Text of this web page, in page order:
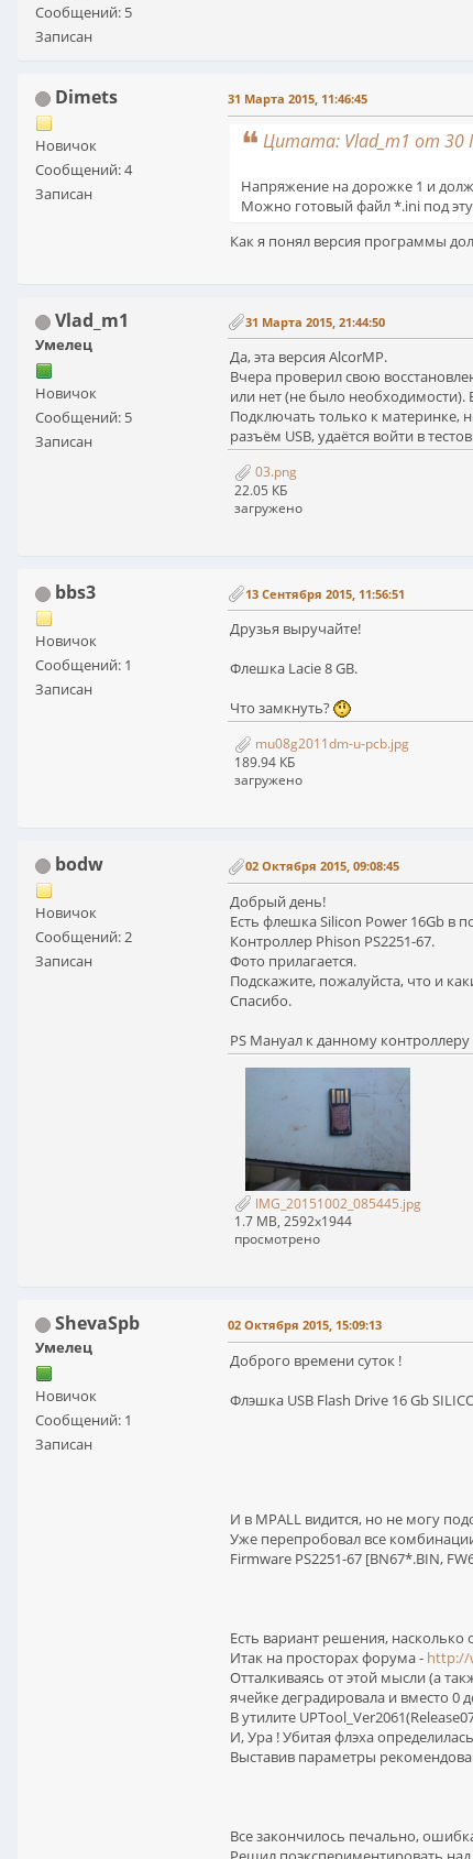
Сообщений: 5
Записан
Dimets
Новичок
Сообщений: 4
Записан
31 Марта 2015, 11:46:45
Цитата: Vlad_m1 от 30
Напряжение на дорожке 1 и
Можно готовый файл *.ini под
Как я понял версия программы
Vlad_m1
Умелец
Новичок
Сообщений: 5
Записан
31 Марта 2015, 21:44:50
Да, эта версия AlcorMP.
Вчера проверил свою
или нет (не было необходимости).
Подключать только к материнке,
разъём USB, удаётся войти в
03.png
22.05 КБ
загружено
bbs3
Новичок
Сообщений: 1
Записан
13 Сентября 2015, 11:56:51
Друзья выручайте!
Флешка Lacie 8 GB.
Что замкнуть?
mu08g2011dm-u-pcb.jpg
189.94 КБ
загружено
bodw
Новичок
Сообщений: 2
Записан
02 Октября 2015, 09:08:45
Добрый день!
Есть флешка Silicon Power 16Gb в
Контроллер Phison PS2251-67.
Фото прилагается.
Подскажите, пожалуйста, что и
Спасибо.
PS Мануал к данному
IMG_20151002_085445.jpg
1.7 MB, 2592x1944
просмотрено
ShevaSpb
Умелец
Новичок
Сообщений: 1
Записан
02 Октября 2015, 15:09:13
Доброго времени суток !
Флэшка USB Flash Drive 16 Gb
И в MPALL видится, но не могу
Уже перепробовал все
Firmware PS2251-67 [BN67*.BIN,
Есть вариант решения,
Итак на просторах форума - http://
Отталкиваясь от этой мысли (а
ячейке деградировала и вместо 0
В утилите
И, Ура ! Убитая флэха
Выставив параметры
Все закончилось печально,